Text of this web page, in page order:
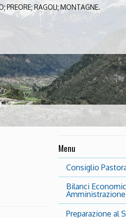
PREORE; RAGOLI; MONTAGNE.
Menu
Consiglio
Bilanci
Amministrazione
Preparazione al